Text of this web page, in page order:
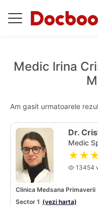
Medic Irina
Am gasit urmatoarele
Dr.
Medic
13454
Clinica Medsana Primaverii
Sector 1 (vezi harta)